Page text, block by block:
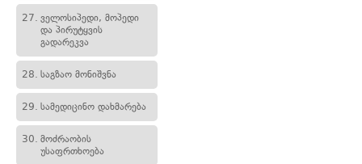
27. ველოსიპედი, მოპედი
და პირუტყვის
გადარეკვა
28. საგზაო მონიშვნა
29. სამედიცინო დახმარება
30. მოძრაობის
უსაფრთხოება